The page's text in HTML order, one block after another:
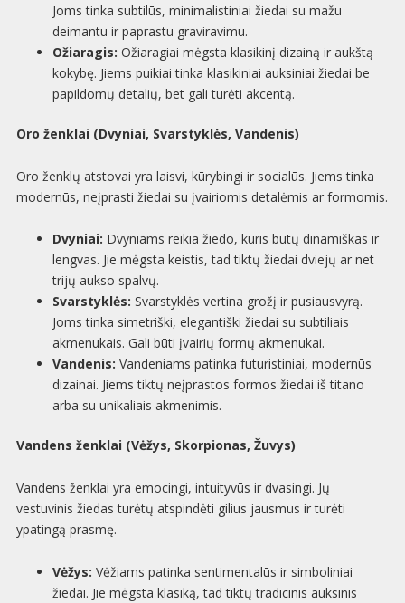
Joms tinka subtilūs, minimalistiniai žiedai su mažu
deimantu ir paprastu graviravimu.
Ožiaragis: Ožiaragiai mėgsta klasikinį dizainą ir aukštą
kokybę. Jiems puikiai tinka klasikiniai auksiniai žiedai be
papildomų detalių, bet gali turėti akcentą.
Oro ženklai (Dvyniai, Svarstyklės, Vandenis)
Oro ženklų atstovai yra laisvi, kūrybingi ir socialūs. Jiems tinka
modernūs, neįprasti žiedai su įvairiomis detalėmis ar formomis.
Dvyniai: Dvyniams reikia žiedo, kuris būtų dinamiškas ir
lengvas. Jie mėgsta keistis, tad tiktų žiedai dviejų ar net
trijų aukso spalvų.
Svarstyklės: Svarstyklės vertina grožį ir pusiausvyrą.
Joms tinka simetriški, elegantiški žiedai su subtiliais
akmenukais. Gali būti įvairių formų akmenukai.
Vandenis: Vandeniams patinka futuristiniai, modernūs
dizainai. Jiems tiktų neįprastos formos žiedai iš titano
arba su unikaliais akmenimis.
Vandens ženklai (Vėžys, Skorpionas, Žuvys)
Vandens ženklai yra emocingi, intuityvūs ir dvasingi. Jų
vestuvinis žiedas turėtų atspindėti gilius jausmus ir turėti
ypatingą prasmę.
Vėžys: Vėžiams patinka sentimentalūs ir simboliniai
žiedai. Jie mėgsta klasiką, tad tiktų tradicinis auksinis